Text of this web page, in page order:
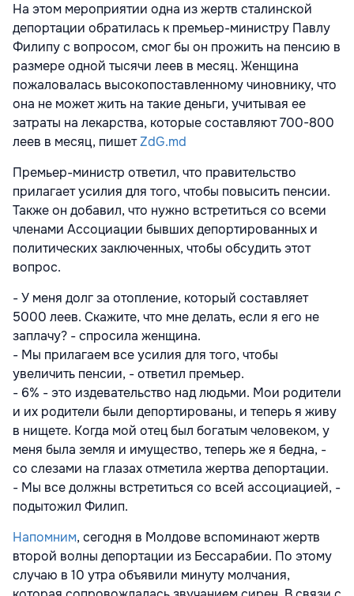
На этом мероприятии одна из жертв сталинской
депортации обратилась к премьер-министру Павлу
Филипу с вопросом, смог бы он прожить на пенсию в
размере одной тысячи леев в месяц. Женщина
пожаловалась высокопоставленному чиновнику, что
она не может жить на такие деньги, учитывая ее
затраты на лекарства, которые составляют 700-800
леев в месяц, пишетZdG.md
Премьер-министр ответил, что правительство
прилагает усилия для того, чтобы повысить пенсии.
Также он добавил, что нужно встретиться со всеми
членами Ассоциации бывших депортированных и
политических заключенных, чтобы обсудить этот
вопрос.
- У меня долг за отопление, который составляет
5000 леев. Скажите, что мне делать, если я его не
заплачу? - спросила женщина.
- Мы прилагаем все усилия для того, чтобы
увеличить пенсии, - ответил премьер.
- 6% - это издевательство над людьми. Мои родители
и их родители были депортированы, и теперь я живу
в нищете. Когда мой отец был богатым человеком, у
меня была земля и имущество, теперь же я бедна, -
со слезами на глазах отметила жертва депортации.
- Мы все должны встретиться со всей ассоциацией, -
подытожил Филип.
Напомним, сегодня в Молдове вспоминают жертв
второй волны депортации из Бессарабии. По этому
случаю в 10 утра объявили минуту молчания,